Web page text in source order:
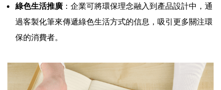
綠色生活推廣 ：企業可將環保理念融入到產品設計中，通
過客製化筆來傳遞綠色生活方式的信息，吸引更多關注環
保的消費者。